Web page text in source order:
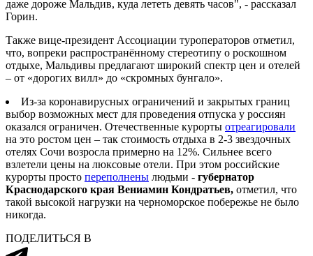
даже дороже Мальдив, куда лететь девять часов", - рассказал
Горин.
Также вице-президент Ассоциации туроператоров отметил,
что, вопреки распространённому стереотипу о роскошном
отдыхе, Мальдивы предлагают широкий спектр цен и отелей
– от «дорогих вилл» до «скромных бунгало».
Из-за коронавирусных ограничений и закрытых границ
выбор возможных мест для проведения отпуска у россиян
оказался ограничен. Отечественные курорты отреагировали
на это ростом цен – так стоимость отдыха в 2-3 звездочных
отелях Сочи возросла примерно на 12%. Сильнее всего
взлетели цены на люксовые отели. При этом российские
курорты просто переполнены людьми - губернатор
Краснодарского края Вениамин Кондратьев, отметил, что
такой высокой нагрузки на черноморское побережье не было
никогда.
ПОДЕЛИТЬСЯ В